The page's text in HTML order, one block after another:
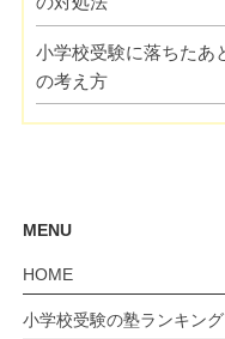
小学校受験に落ちたあ
の考え方
MENU
HOME
小学校受験の塾ランキング